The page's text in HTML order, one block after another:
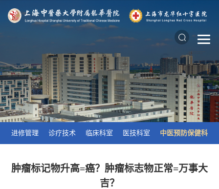
进修管理 诊疗技术 临床科室 医技科室 中医预防保健科
肿瘤标记物升高=癌？肿瘤标志物正常=万事大
吉？